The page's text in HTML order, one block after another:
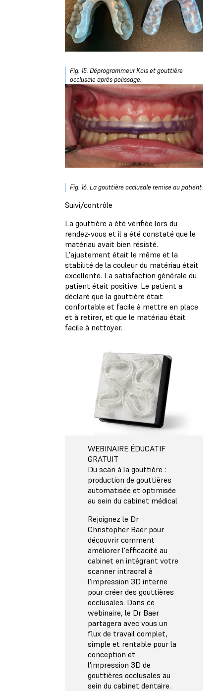
Fig. 15. Déprogrammeur Kois et gouttière
occlusale après polissage.
Fig. 16. La gouttière occlusale remise au patient.
Suivi/contrôle
La gouttière a été vérifiée lors du
rendez-vous et il a été constaté que le
matériau avait bien résisté.
L'ajustement était le même et la
stabilité de la couleur du matériau était
excellente. La satisfaction générale du
patient était positive. Le patient a
déclaré que la gouttière était
confortable et facile à mettre en place
et à retirer, et que le matériau était
facile à nettoyer.
WEBINAIRE ÉDUCATIF
GRATUIT
Du scan à la gouttière :
production de gouttières
automatisée et optimisée
au sein du cabinet médical
Rejoignez le Dr
Christopher Baer pour
découvrir comment
améliorer l'efficacité au
cabinet en intégrant votre
scanner intraoral à
l'impression 3D interne
pour créer des gouttières
occlusales. Dans ce
webinaire, le Dr Baer
partagera avec vous un
flux de travail complet,
simple et rentable pour la
conception et
l'impression 3D de
gouttières occlusales au
sein du cabinet dentaire.